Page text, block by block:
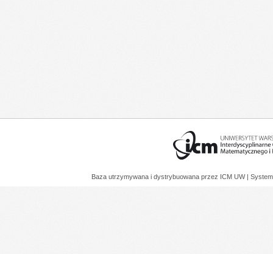
Baza utrzymywana i dystrybuowana przez ICM UW |